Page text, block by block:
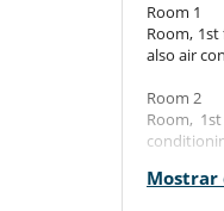
Room 1
Room,
also air
Room 2
Room,
Room 3
Mostrar